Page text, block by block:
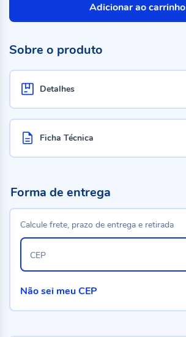
Adicionar ao carrinho
Sobre o produto
Detalhes
Ficha Técnica
Forma de entrega
Calcule frete, prazo de entrega e retirada
CEP
Não sei meu CEP